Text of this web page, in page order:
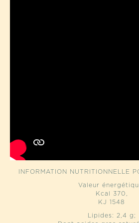
INFORMATION NUTRITIONNELLE
Valeur
Kcal 370,
KJ 1548
Lipides: 2,4 g;